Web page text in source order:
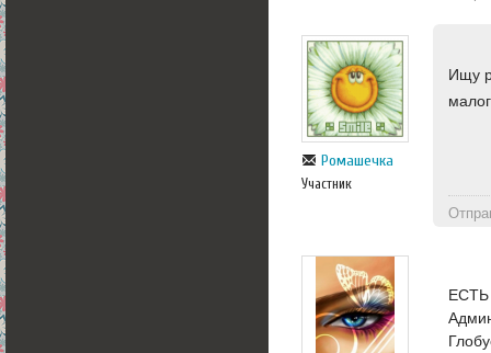
Ромашечка
Участник
Ищу